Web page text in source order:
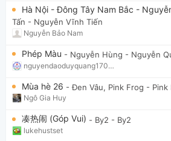
Hà Nội - Đông Tây Nam Bắc -
Tấn - Nguyễn Vĩnh Tiến
Nguyễn Bảo Nam
Phép Màu - Nguyễn Hùng - Nguyễn
nguyendaoduyquang17021
Mùa hè 26 - Đen Vâu, Pink Frog - Pink
Ngô Gia Huy
凑热闹 (Góp Vui) - By2 - By2
lukehustset